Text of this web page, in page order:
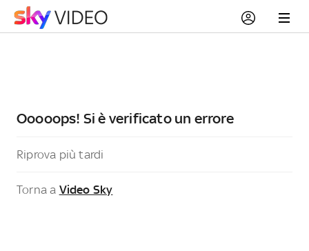
Ooooops! Si è verificato un errore
Riprova più tardi
Torna a Video Sky